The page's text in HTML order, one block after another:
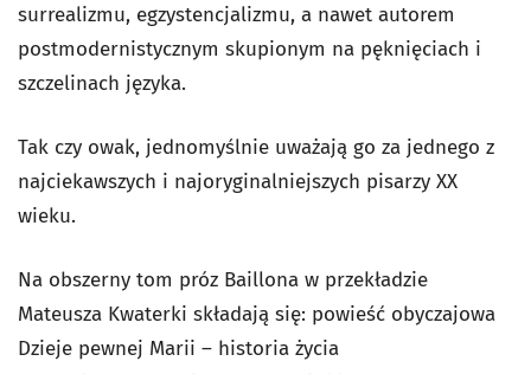
surrealizmu, egzystencjalizmu, a nawet autorem
postmodernistycznym skupionym na pęknięciach i
szczelinach języka.
Tak czy owak, jednomyślnie uważają go za jednego z
najciekawszych i najoryginalniejszych pisarzy XX
wieku.
Na obszerny tom próz Baillona w przekładzie
Mateusza Kwaterki składają się: powieść obyczajowa
Dzieje pewnej Marii – historia życia